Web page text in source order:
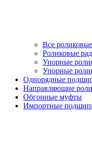
Все
Роликовые
Упорные
Упорные
Однорядные
Направляющие
Обгонные муфты
Импортные